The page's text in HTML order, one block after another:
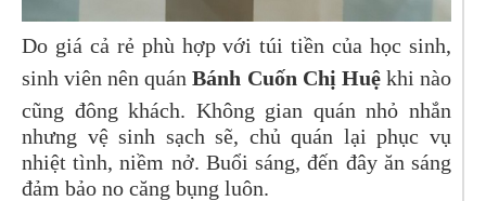
Do giá cả rẻ phù hợp với túi tiền của học sinh,
sinh viên nên quánBánh Cuốn Chị Huệkhi nào
cũng đông khách. Không gian quán nhỏ nhắn
nhưng vệ sinh sạch sẽ, chủ quán lại phục vụ
nhiệt tình, niềm nở. Buổi sáng, đến đây ăn sáng
đảm bảo no căng bụng luôn.